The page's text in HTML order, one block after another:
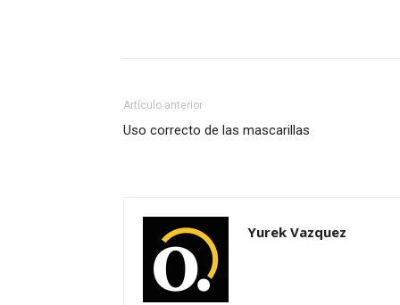
Artículo anterior
Uso correcto de las mascarillas
Yurek Vazquez